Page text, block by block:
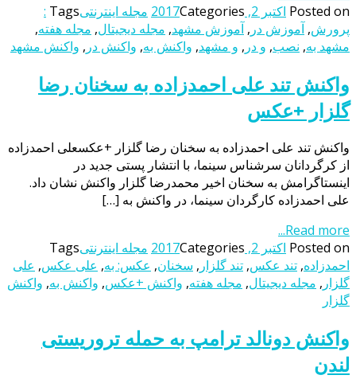
Posted on اکتبر 2, 2017 Categories مجله اینترنتیTags
:
پرورش,آموزش در ,آموزش مشهد, مجله دیجیتال, مجله هفته,
مشهد به, نصب, و در , و مشهد, واکنش به, واکنش در , واکنش مشهد
واکنش تند علی احمدزاده به سخنان رضا
گلزار +عکس
واکنش تند علی احمدزاده به سخنان رضا گلزار +عکسعلی احمدزاده
از کرگردانان سرشناس سینما، با انتشار پستی جدید در
اینستاگرامش به سخنان اخیر محمدرضا گلزار واکنش نشان داد.
علی احمدزاده کارگردان سینما، در واکنش به […]
Read more...
Posted on اکتبر 2, 2017 Categories مجله اینترنتیTags
احمدزاده, تند عکس, تند گلزار , سخنان, عکس: به, علی عکس, علی
گلزار , مجله دیجیتال, مجله هفته, واکنش +عکس, واکنش به, واکنش
گلزار
واکنش دونالد ترامپ به حمله تروریستی
لندن